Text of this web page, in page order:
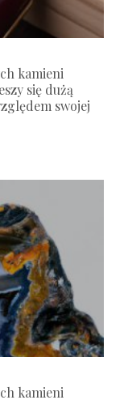
kamieni
się dużą
swojej
kamieni